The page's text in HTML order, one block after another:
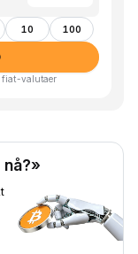
10 100
fiat-valutaer